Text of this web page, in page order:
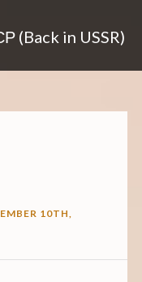
(Back in USSR)
10TH,